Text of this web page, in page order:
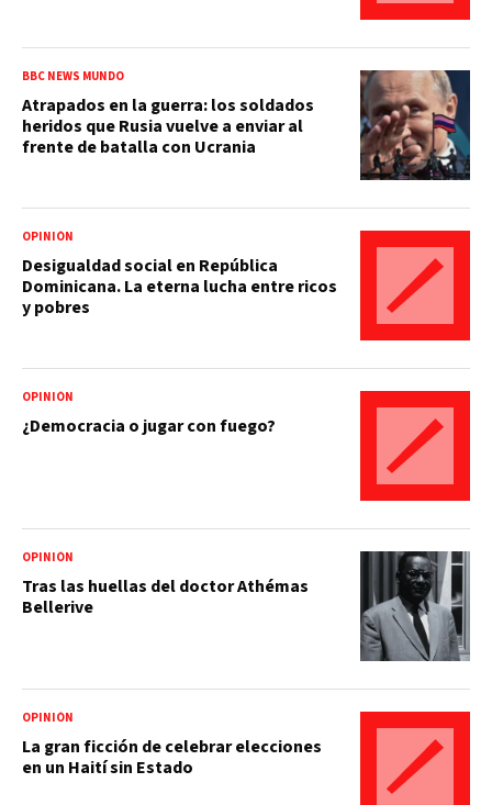
BBC NEWS MUNDO
Atrapados en la guerra: los soldados
heridos que Rusia vuelve a enviar al
frente de batalla con Ucrania
OPINIÓN
Desigualdad social en República
Dominicana. La eterna lucha entre ricos
y pobres
OPINIÓN
¿Democracia o jugar con fuego?
OPINIÓN
Tras las huellas del doctor Athémas
Bellerive
OPINIÓN
La gran ficción de celebrar elecciones
en un Haití sin Estado